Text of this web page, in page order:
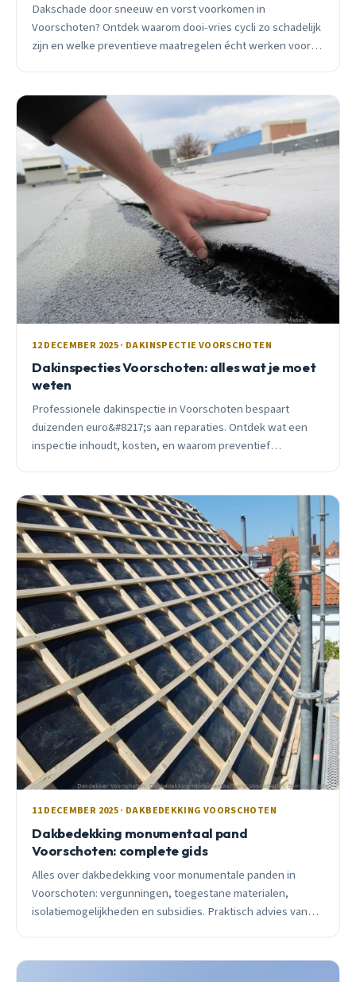
Dakschade door sneeuw en vorst voorkomen in
Voorschoten? Ontdek waarom dooi-vries cycli zo schadelijk
zijn en welke preventieve maatregelen écht werken voor
12 DECEMBER 2025 · DAKINSPECTIE VOORSCHOTEN
Dakinspecties Voorschoten: alles wat je moet
weten
Professionele dakinspectie in Voorschoten bespaart
duizenden euro&#8217;s aan reparaties. Ontdek wat een
inspectie inhoudt, kosten, en waarom preventief
11 DECEMBER 2025 · DAKBEDEKKING VOORSCHOTEN
Dakbedekking monumentaal pand
Voorschoten: complete gids
Alles over dakbedekking voor monumentale panden in
Voorschoten: vergunningen, toegestane materialen,
isolatiemogelijkheden en subsidies. Praktisch advies van